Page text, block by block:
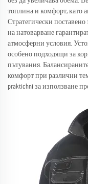
топлина и комфорт, като
Стратегически
на натоварване
атмосферни условия.
особено подходящи за
пътувания.
комфорт при различни
praktichni за използване